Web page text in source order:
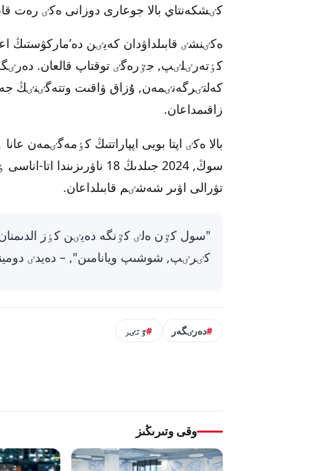
كٸشكەنتاي بالا جوعارى دوزانى ەكٸ رەت
كٶتەرٸلٸپ, جٷرەگٸ توقتاپ قالعان.
كەلتٸرگەنٸمەن, ۇزاق ۋاقىت وتتەگٸنٸڭ
زاقىمداعان.
بالا ەكٸ اپتا بويى اپپاراتتىڭ كٶمەگٸمەن
سوڭ, 2024 جىلدىڭ 18
تۋرالى اۋىر شەشٸم قابىلداعان.
"سول كٷن ەلٸ كٷنگە دەيٸن كٶز
كٸرٸپ, شوشىپ ويانامىن", – دەيدٸ
دەرٸگەر ٷتٸر
وقى وتىرىڭىز